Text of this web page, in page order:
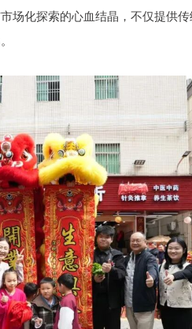
场化探索的心血结晶，不仅提供